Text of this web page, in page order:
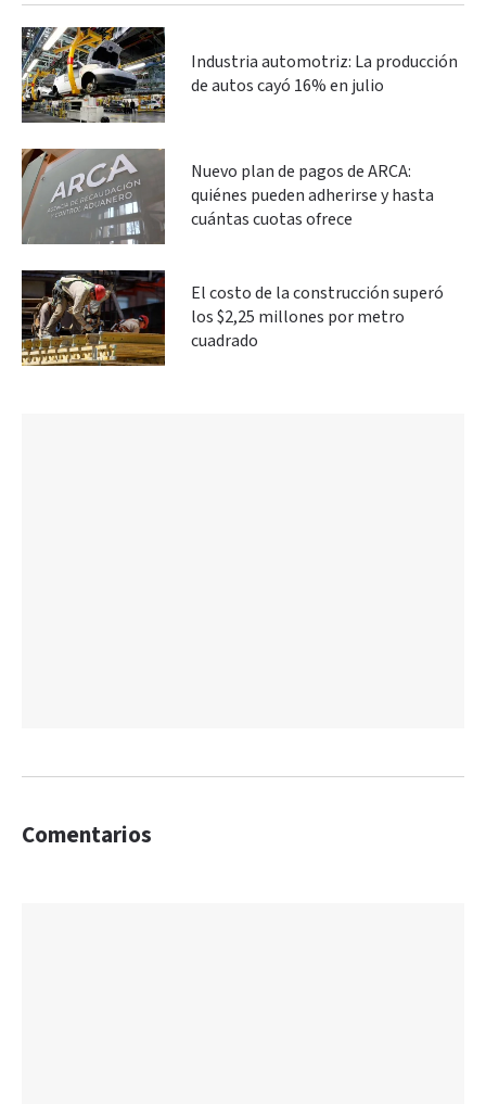
Industria automotriz: La producción
de autos cayó 16% en julio
Nuevo plan de pagos de ARCA:
quiénes pueden adherirse y hasta
cuántas cuotas ofrece
El costo de la construcción superó
los $2,25 millones por metro
cuadrado
Comentarios